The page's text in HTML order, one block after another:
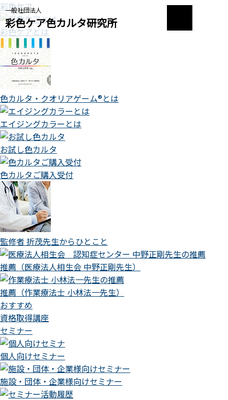
一般社団法人
彩色ケア色カルタ研究所
彩色ケア
彩色ケアとは
色カルタ・クオリアゲーム®とは
エイジングカラーとは
お試し色カルタ
色カルタご購入受付
監修者 折茂先生からひとこと
推薦（医療法人相生会 中野正剛先生）
推薦（作業療法士 小林法一先生）
おすすめ
資格取得講座
セミナー
個人向けセミナー
施設・団体・企業様向けセミナー